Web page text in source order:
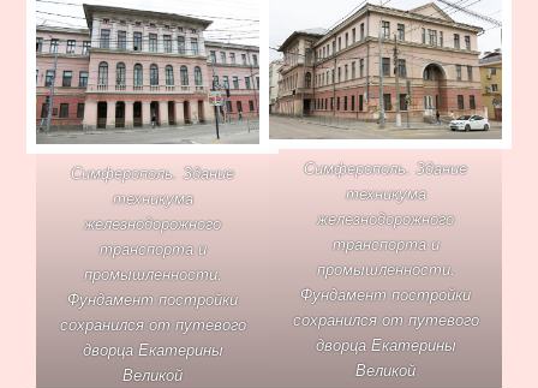
Симферополь. Здание
техникума
железнодорожного
транспорта и
промышленности.
Фундамент постройки
сохранился от путевого
дворца Екатерины
Великой
Симферополь. Здание
техникума
железнодорожного
транспорта и
промышленности.
Фундамент постройки
сохранился от путевого
дворца Екатерины
Великой